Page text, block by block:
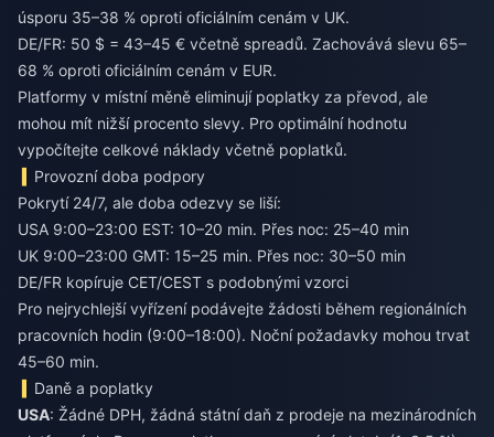
úsporu 35–38 % oproti oficiálním cenám v UK.
DE/FR: 50 $ = 43–45 € včetně spreadů. Zachovává slevu 65–
68 % oproti oficiálním cenám v EUR.
Platformy v místní měně eliminují poplatky za převod, ale
mohou mít nižší procento slevy. Pro optimální hodnotu
vypočítejte celkové náklady včetně poplatků.
Provozní doba podpory
Pokrytí 24/7, ale doba odezvy se liší:
USA 9:00–23:00 EST: 10–20 min. Přes noc: 25–40 min
UK 9:00–23:00 GMT: 15–25 min. Přes noc: 30–50 min
DE/FR kopíruje CET/CEST s podobnými vzorci
Pro nejrychlejší vyřízení podávejte žádosti během regionálních
pracovních hodin (9:00–18:00). Noční požadavky mohou trvat
45–60 min.
Daně a poplatky
USA: Žádné DPH, žádná státní daň z prodeje na mezinárodních